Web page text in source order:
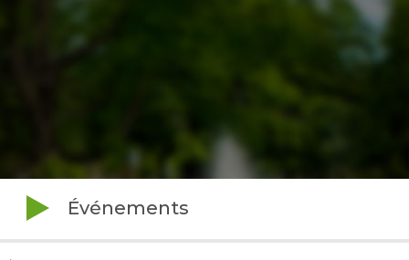
Événements